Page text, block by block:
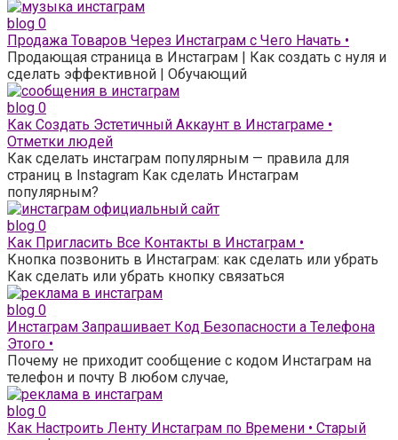
blog 0
Продажа Товаров Через Инстаграм с Чего Начать •
Продающая страница в Инстаграм | Как создать с нуля и
сделать эффективной | Обучающий
blog 0
Как Создать Эстетичный Аккаунт в Инстаграме •
Отметки людей
Как сделать инстаграм популярным — правила для
страниц в Instagram Как сделать Инстаграм
популярным?
blog 0
Как Пригласить Все Контакты в Инстаграм •
Кнопка позвонить в Инстаграм: как сделать или убрать
Как сделать или убрать кнопку связаться
blog 0
Инстаграм Запрашивает Код Безопасности а Телефона
Этого •
Почему не приходит сообщение с кодом Инстаграм на
телефон и почту В любом случае,
blog 0
Как Настроить Ленту Инстаграм по Времени • Старый